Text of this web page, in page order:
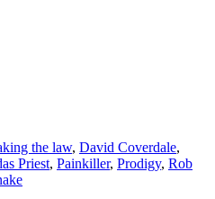
the law, David Coverdale,
Priest, Painkiller, Prodigy, Rob